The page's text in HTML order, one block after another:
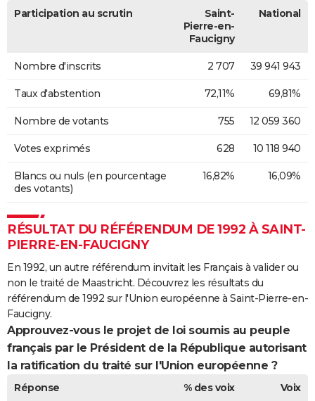
Participation au scrutin
Saint-
Pierre-en-
Faucigny
National
Nombre d'inscrits 2 707 39 941 943
Taux d'abstention 72,11% 69,81%
Nombre de votants 755 12 059 360
Votes exprimés 628 10 118 940
Blancs ou nuls (en pourcentage
des votants)
16,82% 16,09%
RÉSULTAT DU RÉFÉRENDUM DE 1992 À SAINT-
PIERRE-EN-FAUCIGNY
En 1992, un autre référendum invitait les Français à valider ou
non le traité de Maastricht. Découvrez les résultats du
référendum de 1992 sur l'Union européenne à Saint-Pierre-en-
Faucigny.
Approuvez-vous le projet de loi soumis au peuple
français par le Président de la République autorisant
la ratification du traité sur l'Union européenne ?
Réponse % des voix
Voix